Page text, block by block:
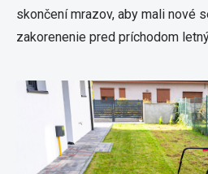
skončení mrazov, aby mali nové
zakorenenie pred príchodom